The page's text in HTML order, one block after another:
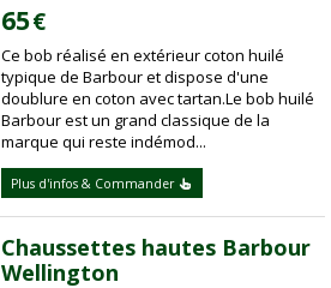
65€
Ce bob réalisé en extérieur coton huilé
typique de Barbour et dispose d'une
doublure en coton avec tartan.Le bob huilé
Barbour est un grand classique de la
marque qui reste indémod...
Plus d'infos & Commander
Chaussettes hautes Barbour
Wellington